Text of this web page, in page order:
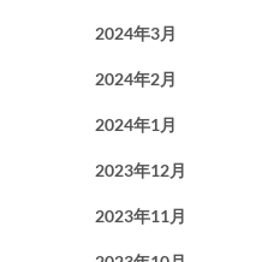
2024年3月
2024年2月
2024年1月
2023年12月
2023年11月